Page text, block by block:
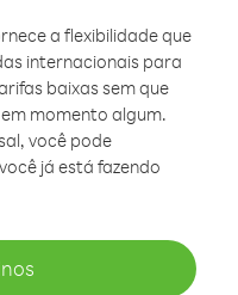
a flexibilidade que
internacionais para
baixas sem que
momento algum.
você pode
já está fazendo